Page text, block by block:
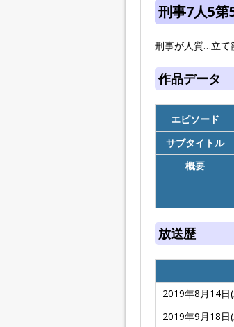
刑事7人5第
刑事が人質…立て
作品データ
エピソード
サブタイトル
概要
放送歴
2019年8月14
2019年9月18